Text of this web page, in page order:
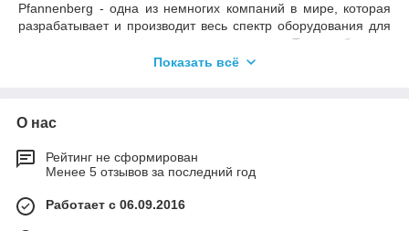
Pfannenberg - одна из немногих компаний в мире, которая
разрабатывает и производит весь спектр оборудования для
управления климатом в промышленности. Таким образом,
мы поставляем все “из одних рук”.
использовании оборудование. Благодаря этому Pfannenberg
отвечает требованиям рынка.
Для конечных пользователей всё более актуальным
становится вопрос повышения эффективности
использования оборудования за счёт уменьшения
Показать всё
О нас
Рейтинг не сформирован
Менее 5 отзывов за последний год
Работает с 06.09.2016